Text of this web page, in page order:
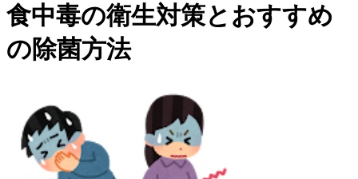
食中毒の衛生対策とおすすめ
の除菌方法